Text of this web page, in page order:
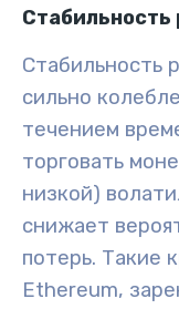
Стабильность
Стабильность
сильно
течением
торговать
низкой)
снижает
потерь. Такие
Ethereum,